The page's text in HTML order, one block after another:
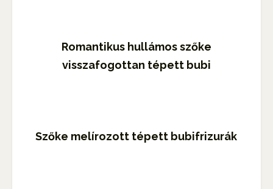
Romantikus hullámos szőke
visszafogottan tépett bubi
Szőke melírozott tépett bubifrizurák